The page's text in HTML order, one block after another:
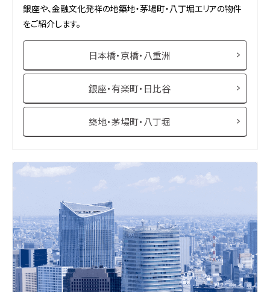
銀座や、金融文化発祥の地築地・茅場町・八丁堀エリアの物件
をご紹介します。
日本橋・京橋・八重洲
銀座・有楽町・日比谷
築地・茅場町・八丁堀